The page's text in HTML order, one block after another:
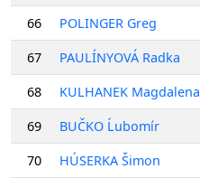
66
POLINGER Greg
67
PAULÍNYOVÁ Radka
68
KULHANEK Magdalena
69
BUČKO Ĺubomír
70
HÚSERKA Šimon